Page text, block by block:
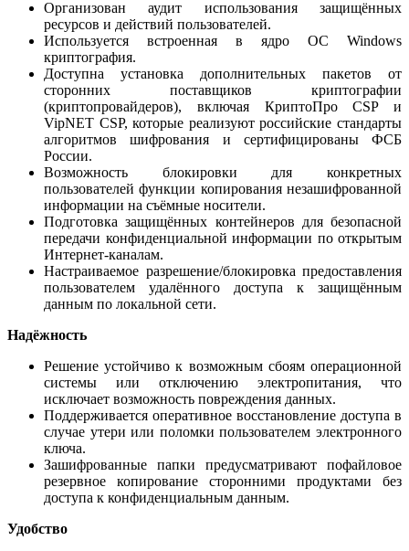
Организован аудит использования защищённых
ресурсов и действий пользователей.
Используется встроенная в ядро ОС Windows
криптография.
Доступна установка дополнительных пакетов от
сторонних поставщиков криптографии
(криптопровайдеров), включая КриптоПро CSP и
VipNET CSP, которые реализуют российские стандарты
алгоритмов шифрования и сертифицированы ФСБ
России.
Возможность блокировки для конкретных
пользователей функции копирования незашифрованной
информации на съёмные носители.
Подготовка защищённых контейнеров для безопасной
передачи конфиденциальной информации по открытым
Интернет-каналам.
Настраиваемое разрешение/блокировка предоставления
пользователем удалённого доступа к защищённым
данным по локальной сети.
Надёжность
Решение устойчиво к возможным сбоям операционной
системы или отключению электропитания, что
исключает возможность повреждения данных.
Поддерживается оперативное восстановление доступа в
случае утери или поломки пользователем электронного
ключа.
Зашифрованные папки предусматривают пофайловое
резервное копирование сторонними продуктами без
доступа к конфиденциальным данным.
Удобство